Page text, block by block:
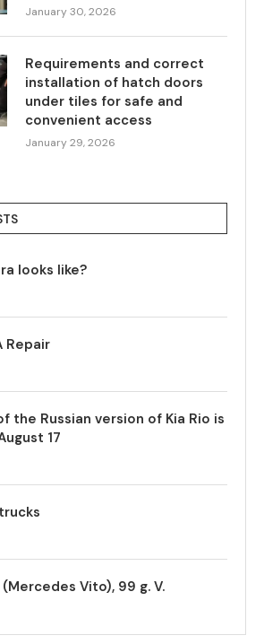
January 30, 2026
Requirements and correct
installation of hatch doors
under tiles for safe and
convenient access
January 29, 2026
looks like?
Repair
the Russian version of Kia Rio is
17
Vito), 99 g. V.